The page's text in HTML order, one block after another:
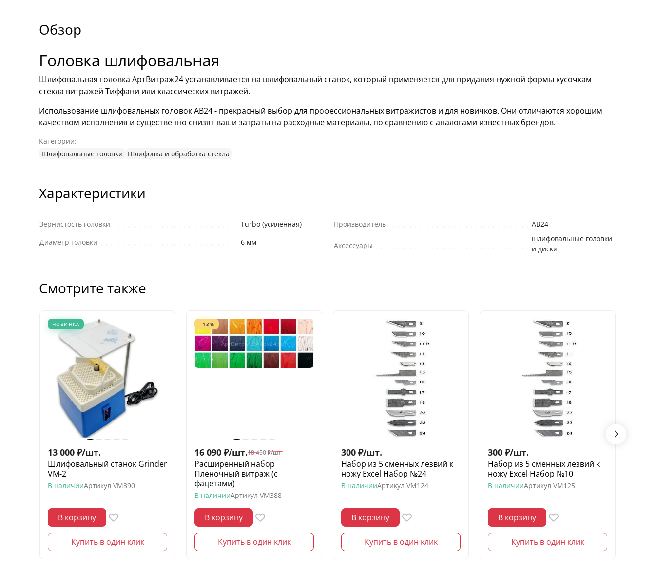
Обзор
Головка шлифовальная
Шлифовальная головка АртВитраж24 устанавливается на шлифовальный станок, который применяется для придания нужной формы кусочкам
стекла витражей Тиффани или классических витражей.
Использование шлифовальных головок АВ24 - прекрасный выбор для профессиональных витражистов и для новичков. Они отличаются хорошим
качеством исполнения и существенно снизят ваши затраты на расходные материалы, по сравнению с аналогами известных брендов.
Категории:
Шлифовальные головки
Шлифовка и обработка стекла
Характеристики
Зернистость головки
Turbo (усиленная)
Диаметр головки
6 мм
Производитель АВ24
Аксессуары
шлифовальные головки
и диски
Смотрите также
НОВИНКА
13 000 ₽/шт.
Шлифовальный станок Grinder
VM-2
В наличииАртикул VM390
В корзину
Купить в один клик
- 13%
16 090 ₽/шт.18 450 ₽/шт.
Расширенный набор
Пленочный витраж (с
фацетами)
В наличииАртикул VM388
В корзину
Купить в один клик
300 ₽/шт.
Набор из 5 сменных лезвий к
ножу Excel Набор №24
В наличииАртикул VM124
В корзину
Купить в один клик
300 ₽/шт.
Набор из 5 сменных лезвий к
ножу Excel Набор №10
В наличииАртикул VM125
В корзину
Купить в один клик